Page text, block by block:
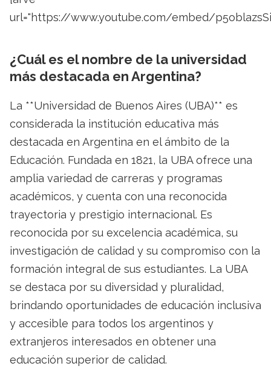
url="https://www.youtube.com/embed/
¿Cuál es el nombre de la universidad
más destacada en Argentina?
La **Universidad de Buenos Aires (UBA)** es
considerada la institución educativa más
destacada en Argentina en el ámbito de la
Educación. Fundada en 1821, la UBA ofrece una
amplia variedad de carreras y programas
académicos, y cuenta con una reconocida
trayectoria y prestigio internacional. Es
reconocida por su excelencia académica, su
investigación de calidad y su compromiso con la
formación integral de sus estudiantes. La UBA
se destaca por su diversidad y pluralidad,
brindando oportunidades de educación inclusiva
y accesible para todos los argentinos y
extranjeros interesados en obtener una
educación superior de calidad.